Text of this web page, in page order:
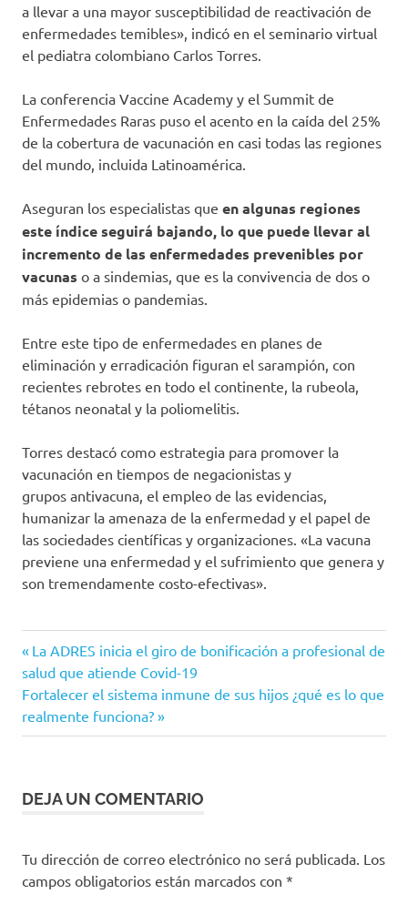
a llevar a una mayor susceptibilidad de reactivación de
enfermedades temibles», indicó en el seminario virtual
el pediatra colombiano Carlos Torres.
La conferencia Vaccine Academy y el Summit de
Enfermedades Raras puso el acento en la caída del 25%
de la cobertura de vacunación en casi todas las regiones
del mundo, incluida Latinoamérica.
Aseguran los especialistas que en algunas regiones
este índice seguirá bajando, lo que puede llevar al
incremento de las enfermedades prevenibles por
vacunas o a sindemias, que es la convivencia de dos o
más epidemias o pandemias.
Entre este tipo de enfermedades en planes de
eliminación y erradicación figuran el sarampión, con
recientes rebrotes en todo el continente, la rubeola,
tétanos neonatal y la poliomelitis.
Torres destacó como estrategia para promover la
vacunación en tiempos de negacionistas y
grupos antivacuna, el empleo de las evidencias,
humanizar la amenaza de la enfermedad y el papel de
las sociedades científicas y organizaciones. «La vacuna
previene una enfermedad y el sufrimiento que genera y
son tremendamente costo-efectivas».
prevenibles
con
vacunación
José
MinSalud
preocupación
vacunación
Navegación
de
entradas
Entrada
anterior:
La ADRES inicia el giro de bonificación a profesional de
salud que atiende Covid-19
Siguiente
entrada:
Fortalecer el sistema inmune de sus hijos ¿qué es lo que
realmente funciona?
DEJA UN COMENTARIO
Tu dirección de correo electrónico no será publicada. Los
campos obligatorios están marcados con *